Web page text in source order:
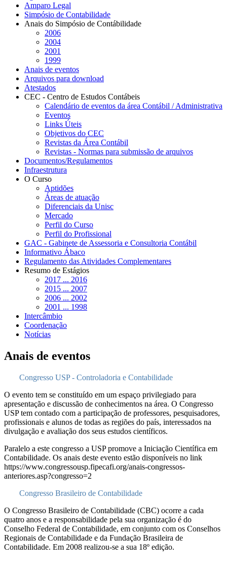
Amparo Legal
Simpósio de Contabilidade
Anais do Simpósio de Contábilidade
2006
2004
2001
1999
Anais de eventos
Arquivos para download
Atestados
CEC - Centro de Estudos Contábeis
Calendário de eventos da área Contábil / Administrativa
Eventos
Links Úteis
Objetivos do CEC
Revistas da Área Contábil
Revistas - Normas para submissão de arquivos
Documentos/Regulamentos
Infraestrutura
O Curso
Aptidões
Áreas de atuação
Diferenciais da Unisc
Mercado
Perfil do Curso
Perfil do Profissional
GAC - Gabinete de Assessoria e Consultoria Contábil
Informativo Ábaco
Regulamento das Atividades Complementares
Resumo de Estágios
2017 ... 2016
2015 ... 2007
2006 ... 2002
2001 ... 1998
Intercâmbio
Coordenação
Notícias
Anais de eventos
Congresso USP - Controladoria e Contabilidade
O evento tem se constituído em um espaço privilegiado para
apresentação e discussão de conhecimentos na área. O Congresso
USP tem contado com a participação de professores, pesquisadores,
profissionais e alunos de todas as regiões do país, interessados na
divulgação e avaliação dos seus estudos científicos.
Paralelo a este congresso a USP promove a Iniciação Científica em
Contabilidade. Os anais deste evento estão disponíveis no link
https://www.congressousp.fipecafi.org/anais-congressos-
anteriores.asp?congresso=2
Congresso Brasileiro de Contabilidade
O Congresso Brasileiro de Contabilidade (CBC) ocorre a cada
quatro anos e a responsabilidade pela sua organização é do
Conselho Federal de Contabilidade, em conjunto com os Conselhos
Regionais de Contabilidade e da Fundação Brasileira de
Contabilidade. Em 2008 realizou-se a sua 18º edição.